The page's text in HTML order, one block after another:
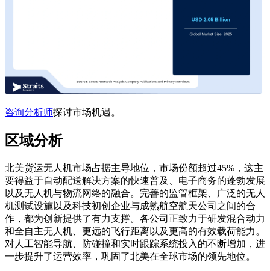
咨询分析师探讨市场机遇。
区域分析
北美货运无人机市场占据主导地位，市场份额超过45%，这主
要得益于自动配送解决方案的快速普及、电子商务的蓬勃发展
以及无人机与物流网络的融合。完善的监管框架、广泛的无人
机测试设施以及科技初创企业与成熟航空航天公司之间的合
作，都为创新提供了有力支撑。各公司正致力于研发混合动力
和全自主无人机、更远的飞行距离以及更高的有效载荷能力。
对人工智能导航、防碰撞和实时跟踪系统投入的不断增加，进
一步提升了运营效率，巩固了北美在全球市场的领先地位。